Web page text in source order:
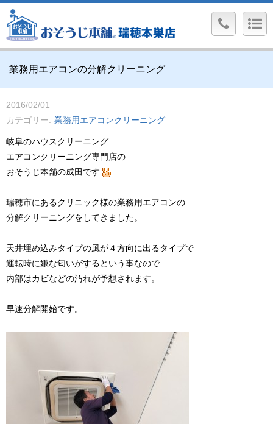
業務用エアコンの分解クリーニング
2016/02/01
カテゴリー
業務用エアコンクリーニング
岐阜のハウスクリーニング
エアコンクリーニング専門店の
おそうじ本舗の成田です
瑞穂市にあるクリニック様の業務用エアコンの
分解クリーニングをしてきました。
天井埋め込みタイプの風が４方向に出るタイプで
運転時に嫌な匂いがするという事なので
内部はカビなどの汚れが予想されます。
早速分解開始です。